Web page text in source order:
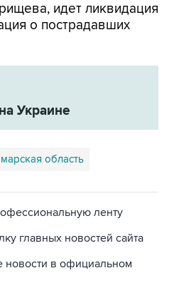
идет ликвидация
о пострадавших
Украине
область
ленту
главных новостей сайта
новости в официальном